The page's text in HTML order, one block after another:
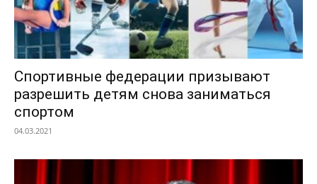
Спортивные федерации призывают
разрешить детям снова заниматься
спортом
04.03.2021